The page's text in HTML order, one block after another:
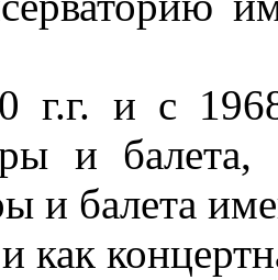
и с 1968
и
и балета
как